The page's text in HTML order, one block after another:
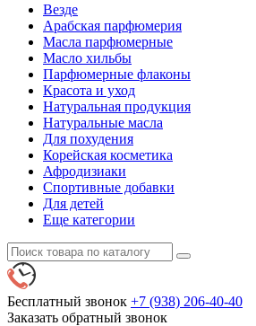
Везде
Арабская парфюмерия
Масла парфюмерные
Масло хильбы
Парфюмерные флаконы
Красота и уход
Натуральная продукция
Натуральные масла
Для похудения
Корейская косметика
Афродизиаки
Спортивные добавки
Для детей
Еще категории
Бесплатный звонок +7 (938) 206-40-40
Заказать обратный звонок